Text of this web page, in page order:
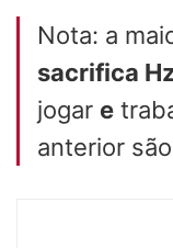
Nota: a
sacrifica
jogar e
anterior